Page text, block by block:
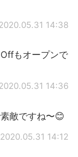
14:38
もオープンで
14:36
敵ですね〜😊
2020.05.31 14:12